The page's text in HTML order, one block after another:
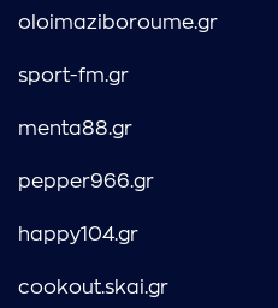
oloimaziboroume.gr
sport-fm.gr
menta88.gr
pepper966.gr
happy104.gr
cookout.skai.gr